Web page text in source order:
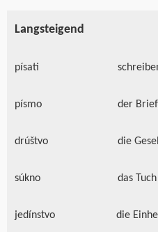
Langsteigend
písati
písmo der
drúštvo die
súkno das Tuch
jedínstvo die